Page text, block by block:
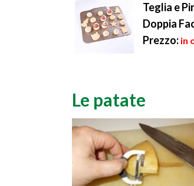
Teglia e
Doppia
Prezzo: in
Le patate